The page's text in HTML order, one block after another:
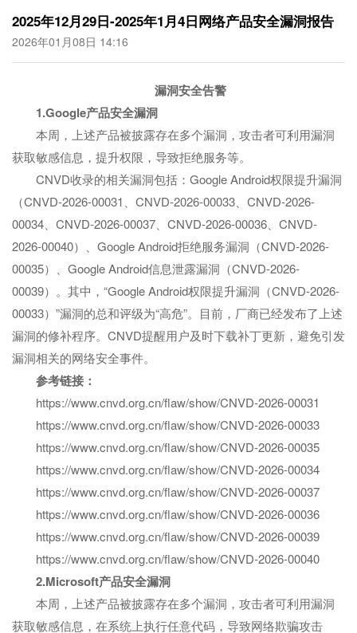
2025年12月29日-2025年1月4日网络产品安全漏洞报告
2026年01月08日 14:16
漏洞安全告警
1.Google产品安全漏洞
本周，上述产品被披露存在多个漏洞，攻击者可利用漏洞
获取敏感信息，提升权限，导致拒绝服务等。
CNVD收录的相关漏洞包括：Google Android权限提升漏洞
（CNVD-2026-00031、CNVD-2026-00033、CNVD-2026-
00034、CNVD-2026-00037、CNVD-2026-00036、CNVD-
2026-00040）、Google Android拒绝服务漏洞（CNVD-2026-
00035）、Google Android信息泄露漏洞（CNVD-2026-
00039）。其中，“Google Android权限提升漏洞（CNVD-2026-
00033）”漏洞的总和评级为“高危”。目前，厂商已经发布了上述
漏洞的修补程序。CNVD提醒用户及时下载补丁更新，避免引发
漏洞相关的网络安全事件。
参考链接：
https://www.cnvd.org.cn/flaw/show/CNVD-2026-00031
https://www.cnvd.org.cn/flaw/show/CNVD-2026-00033
https://www.cnvd.org.cn/flaw/show/CNVD-2026-00035
https://www.cnvd.org.cn/flaw/show/CNVD-2026-00034
https://www.cnvd.org.cn/flaw/show/CNVD-2026-00037
https://www.cnvd.org.cn/flaw/show/CNVD-2026-00036
https://www.cnvd.org.cn/flaw/show/CNVD-2026-00039
https://www.cnvd.org.cn/flaw/show/CNVD-2026-00040
2.Microsoft产品安全漏洞
本周，上述产品被披露存在多个漏洞，攻击者可利用漏洞
获取敏感信息，在系统上执行任意代码，导致网络欺骗攻击